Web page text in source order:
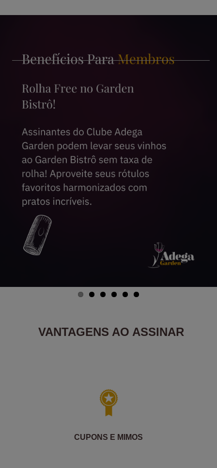
VANTAGENS AO ASSINAR
CUPONS E MIMOS